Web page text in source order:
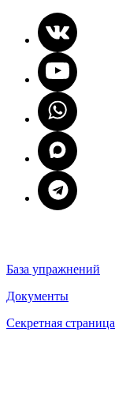
База упражнений
Документы
Секретная страница